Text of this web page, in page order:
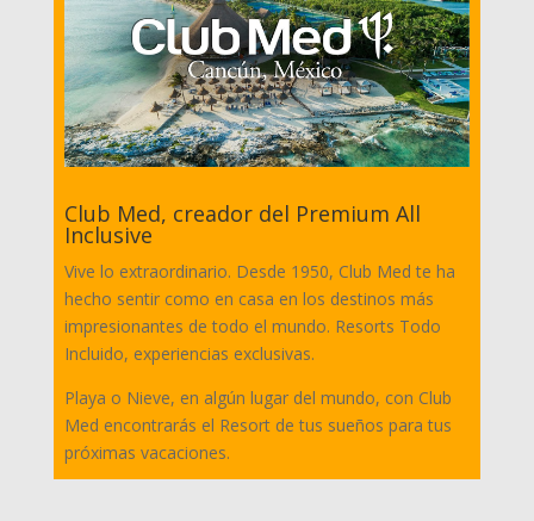
Club Med, creador del Premium All
Inclusive
Vive lo extraordinario. Desde 1950, Club Med te ha
hecho sentir como en casa en los destinos más
impresionantes de todo el mundo. Resorts Todo
Incluido, experiencias exclusivas.
Playa o Nieve, en algún lugar del mundo, con Club
Med encontrarás el Resort de tus sueños para tus
próximas vacaciones.